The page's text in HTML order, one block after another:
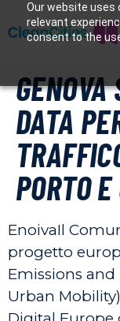
Our website uses
relevant
consent to the
GENOVA
DATA
PORTO
EnoivaIl
progetto
Emissions and
Urban